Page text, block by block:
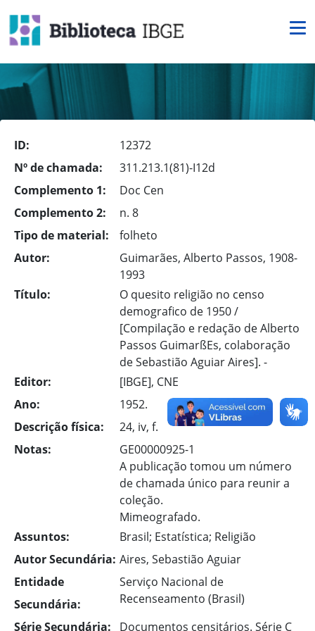
ID:
12372
Nº de chamada:
311.213.1(81)-I12d
Complemento 1:
Doc Cen
Complemento 2:
n. 8
Tipo de material:
folheto
Autor:
Guimarães, Alberto Passos, 1908-
1993
Título:
O quesito religião no censo
demografico de 1950 /
[Compilação e redação de Alberto
Passos GuimarßEs, colaboração
de Sebastião Aguiar Aires]. -
Editor:
[IBGE], CNE
Ano:
1952.
Descrição física:
24, iv, f.
Notas:
GE00000925-1
A publicação tomou um número
de chamada único para reunir a
coleção.
Mimeografado.
Assuntos:
Brasil; Estatística; Religião
Autor Secundária: Aires, Sebastião Aguiar
Entidade
Secundária:
Serviço Nacional de
Recenseamento (Brasil)
Série Secundária:
Documentos censitários. Série C